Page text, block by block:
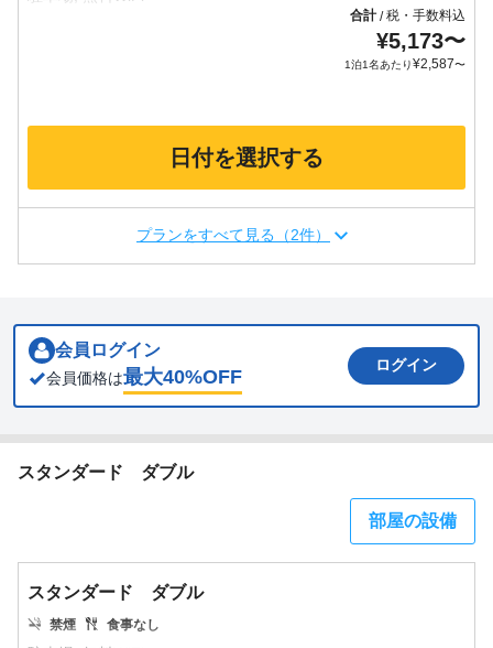
合計/税・手数料込
¥5,173〜
1泊1名あたり¥2,587〜
日付を選択する
プランをすべて見る（2件）
会員ログイン
会員価格は最大40%OFF
ログイン
スタンダード ダブル
部屋の設備
スタンダード ダブル
禁煙 食事なし